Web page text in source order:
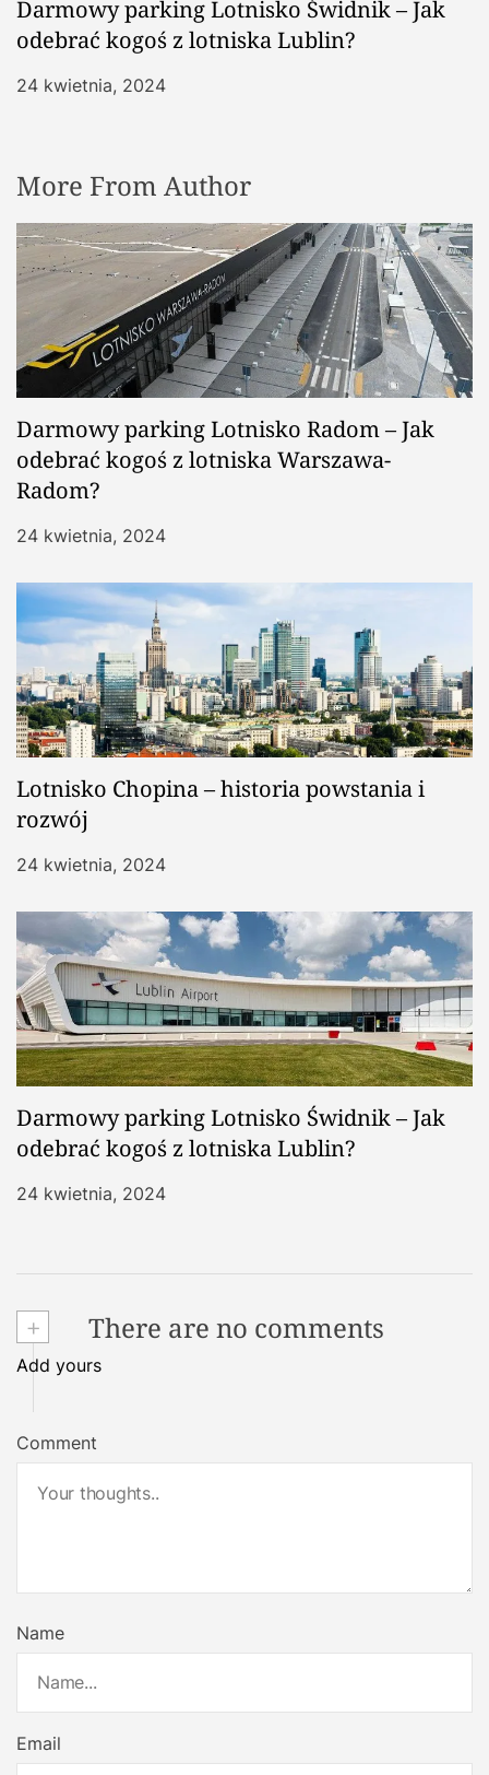
Darmowy parking Lotnisko Świdnik – Jak
odebrać kogoś z lotniska Lublin?
24 kwietnia, 2024
More From Author
Darmowy parking Lotnisko Radom – Jak
odebrać kogoś z lotniska Warszawa-
Radom?
24 kwietnia, 2024
Lotnisko Chopina – historia powstania i
rozwój
24 kwietnia, 2024
Darmowy parking Lotnisko Świdnik – Jak
odebrać kogoś z lotniska Lublin?
24 kwietnia, 2024
+ There are no comments
Add yours
Comment
Name
Email